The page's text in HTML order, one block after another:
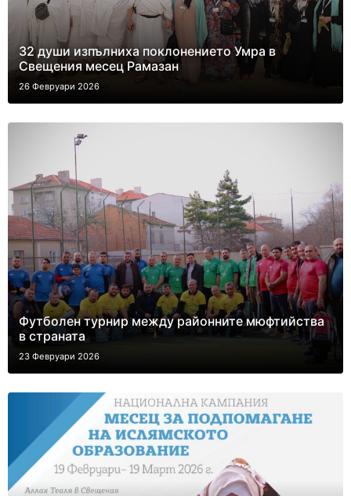
32 души изпълниха поклонението Умра в
Свещения месец Рамазан
26 Февруари 2026
Футболен турнир между районните мюфтийства
в страната
23 Февруари 2026